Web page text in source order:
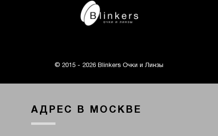
© 2015 - 2026 Blinkers Очки и Линзы
АДРЕС В МОСКВЕ